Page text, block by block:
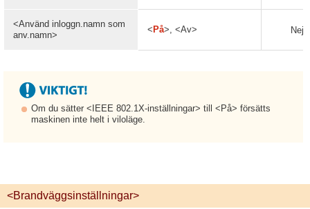
<Använd inloggn.namn som
anv.namn>
< På>, <Av> Nej
Om du sätter <IEEE 802.1X-inställningar> till <På> försätts
maskinen inte helt i viloläge.
<Brandväggsinställningar>